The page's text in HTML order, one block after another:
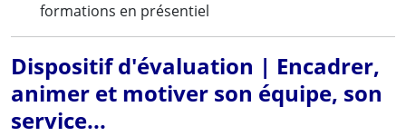
formations en présentiel
Dispositif d'évaluation | Encadrer,
animer et motiver son équipe, son
service...